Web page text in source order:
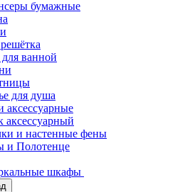
бумажные
ванной
для душа
аксессуарные
аксессуарный
и настенные фены
и Полотенце
шкафы